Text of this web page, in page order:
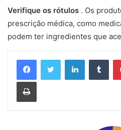
Verifique os rótulos . Os
prescrição médica, como
podem ter ingredientes que
Linkedin
Imprimir